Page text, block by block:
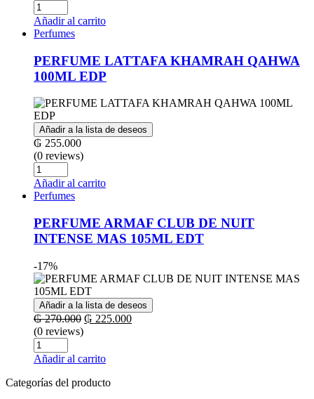
Cantidad
Añadir al carrito
Perfumes
PERFUME LATTAFA KHAMRAH QAHWA
100ML EDP
Añadir a la lista de deseos
₲ 255.000
(0 reviews)
Cantidad
Añadir al carrito
Perfumes
PERFUME ARMAF CLUB DE NUIT
INTENSE MAS 105ML EDT
-17%
Añadir a la lista de deseos
₲270.000 El
era:
₲ 225.000El
(0 reviews)
Cantidad
Añadir al carrito
Categorías del producto